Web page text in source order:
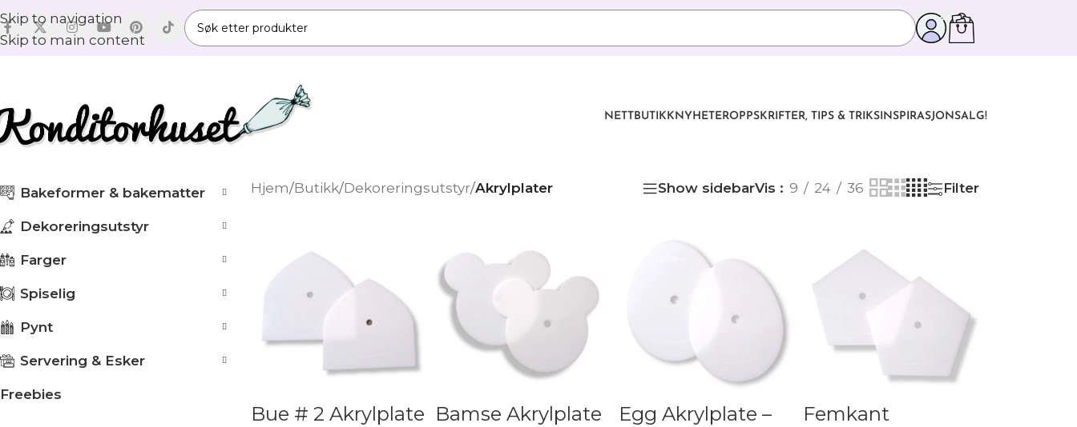
Skip to navigation
Skip to main content
NETTBUTIKK NYHETEROPPSKRIFTER, TIPS & TRIKS INSPIRASJONSALG!
Bakeformer & bakematter
Dekoreringsutstyr
Farger
Spiselig
Pynt
Servering & Esker
Freebies
Hjem/Butikk/Dekoreringsutstyr/Akrylplater Show sidebarVis 9 24 36 Filter
Bue # 2 Akrylplate Bamse Akrylplate
Egg Akrylplate –
Femkant